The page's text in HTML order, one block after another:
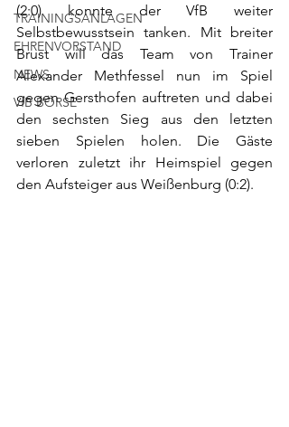
TRAININGSANLAGEN
EHRENVORSTAND
NEWS
VfB BÖRSE
(2:0) konnte der VfB weiter
Selbstbewusstsein tanken. Mit breiter
Brust will das Team von Trainer
Alexander Methfessel nun im Spiel
gegen Gersthofen auftreten und dabei
den sechsten Sieg aus den letzten
sieben Spielen holen. Die Gäste
verloren zuletzt ihr Heimspiel gegen
den Aufsteiger aus Weißenburg (0:2).